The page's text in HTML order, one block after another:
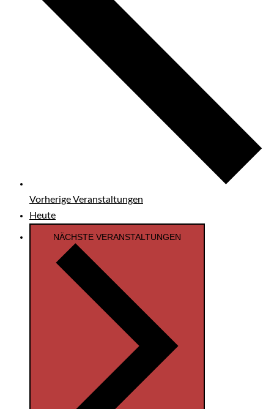
VorherigeVeranstaltungen
Heute
NÄCHSTE VERANSTALTUNGEN